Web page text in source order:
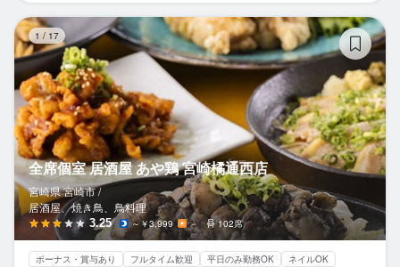
1 / 17
全席個室 居酒屋 あや鶏 宮崎橘通西店
宮崎県 宮崎市 /
居酒屋、焼き鳥、鳥料理
3.25 ～￥3,999 － 102席
ボーナス・賞与あり フルタイム歓迎 平日のみ勤務OK
ネイルOK